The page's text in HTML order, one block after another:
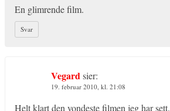
En glimrende film.
Svar
Vegardsier:
19. februar 2010, kl. 21:08
Helt klart den vondeste filmen jeg har sett.